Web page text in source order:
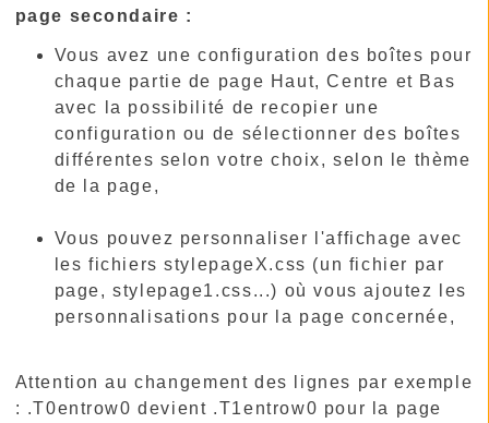
page secondaire :
Vous avez une configuration des boîtes pour
chaque partie de page Haut, Centre et Bas
avec la possibilité de recopier une
configuration ou de sélectionner des boîtes
différentes selon votre choix, selon le thème
de la page,
Vous pouvez personnaliser l'affichage avec
les fichiers stylepageX.css (un fichier par
page, stylepage1.css...) où vous ajoutez les
personnalisations pour la page concernée,
Attention au changement des lignes par exemple
: .T0entrow0 devient .T1entrow0 pour la page